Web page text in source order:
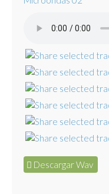
Descargar Wav